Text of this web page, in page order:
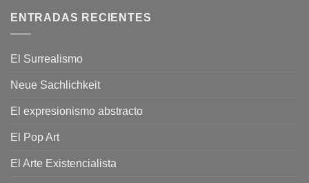
ENTRADAS RECIENTES
El Surrealismo
Neue Sachlichkeit
El expresionismo abstracto
El Pop Art
El Arte Existencialista